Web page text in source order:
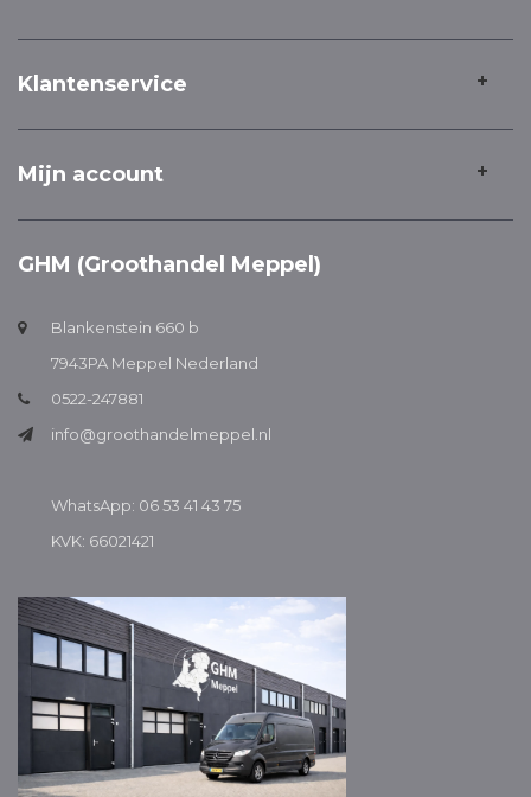
Klantenservice
Mijn account
GHM (Groothandel Meppel)
Blankenstein 660 b
7943PA Meppel Nederland
0522-247881
info@groothandelmeppel.nl
WhatsApp: 06 53 41 43 75
KVK: 66021421